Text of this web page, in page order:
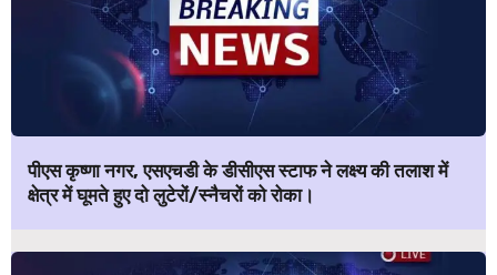
पीएस कृष्णा नगर, एसएचडी के डीसीएस स्टाफ ने लक्ष्य की तलाश में
क्षेत्र में घूमते हुए दो लुटेरों/स्नैचरों को रोका।